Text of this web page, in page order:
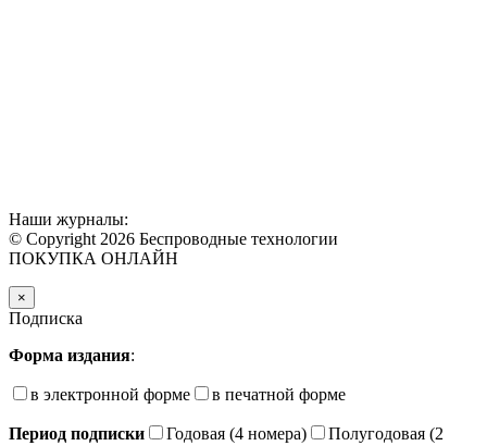
Наши журналы:
© Copyright 2026 Беспроводные технологии
ПОКУПКА ОНЛАЙН
×
Подписка
Форма издания:
в электронной форме в печатной форме
Период подписки Годовая (4 номера)
Полугодовая (2